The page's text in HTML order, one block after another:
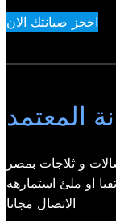
احجز صيانتك الان
المعتمد
و ثلاجات بمصر
او ملئ استمارهه
الاتصال مجانا